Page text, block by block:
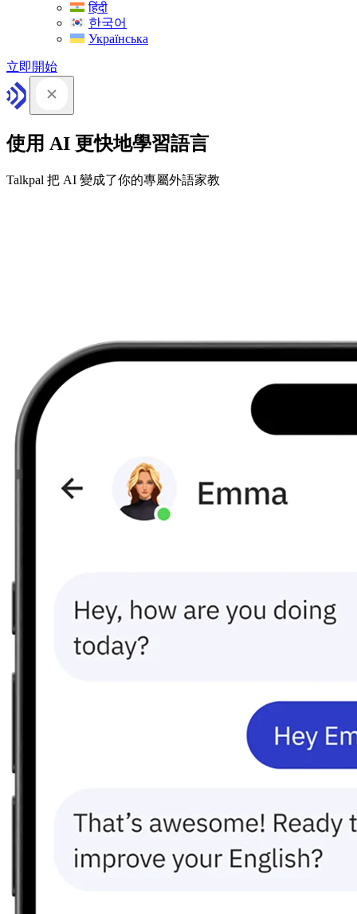
हिंदी
한국어
Українська
立即開始
使用 AI 更快地學習語言
Talkpal 把 AI 變成了你的專屬外語家教